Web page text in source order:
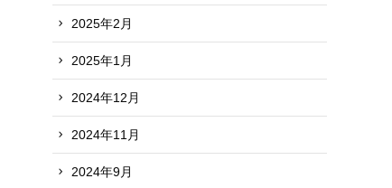
2025年2月
2025年1月
2024年12月
2024年11月
2024年9月